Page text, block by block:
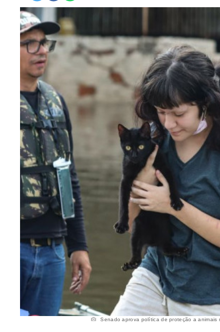
Senado aprova política de proteção a animais